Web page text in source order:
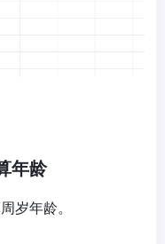
年龄
岁年龄。